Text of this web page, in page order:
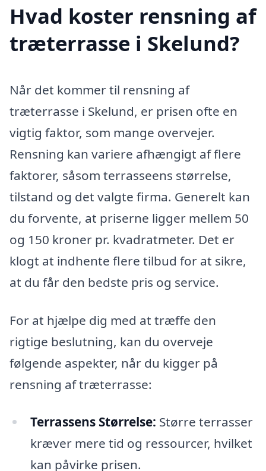
Hvad koster rensning af
træterrasse i Skelund?
Når det kommer til rensning af
træterrasse i Skelund, er prisen ofte en
vigtig faktor, som mange overvejer.
Rensning kan variere afhængigt af flere
faktorer, såsom terrasseens størrelse,
tilstand og det valgte firma. Generelt kan
du forvente, at priserne ligger mellem 50
og 150 kroner pr. kvadratmeter. Det er
klogt at indhente flere tilbud for at sikre,
at du får den bedste pris og service.
For at hjælpe dig med at træffe den
rigtige beslutning, kan du overveje
følgende aspekter, når du kigger på
rensning af træterrasse:
Terrassens Størrelse: Større terrasser
kræver mere tid og ressourcer, hvilket
kan påvirke prisen.